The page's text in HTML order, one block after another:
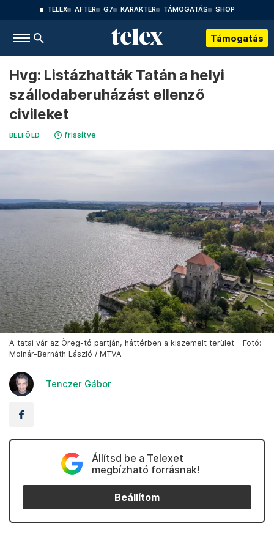
TELEX AFTER G7 KARAKTER TÁMOGATÁS SHOP
Támogatás
Hvg: Listázhatták Tatán a helyi
szállodaberuházást ellenző
civileket
BELFÖLD frissítve
A tatai vár az Öreg-tó partján, háttérben a kiszemelt terület – Fotó:
Molnár-Bernáth László / MTVA
Tenczer Gábor
Állítsd be a Telexet
megbízható forrásnak!
Beállítom